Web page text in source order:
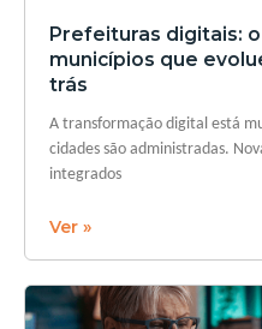
Prefeituras digitais:
municípios que
trás
A transformação digital está
cidades são administradas.
integrados
Ver »